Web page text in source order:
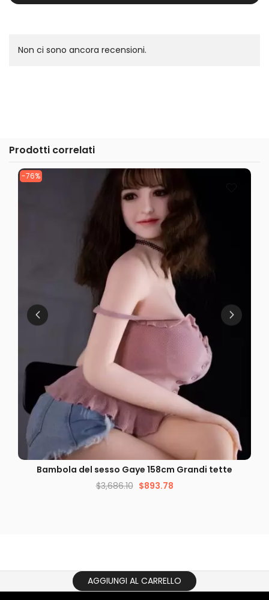
Non ci sono ancora recensioni.
Prodotti correlati
-76%
VISUALIZZAZIONE VELOCE
Bambola del sesso Gaye 158cm Grandi tette
$3,686.10 $893.78
AGGIUNGI AL CARRELLO